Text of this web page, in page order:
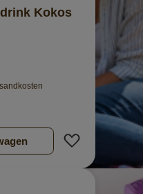
Kokos
Zur